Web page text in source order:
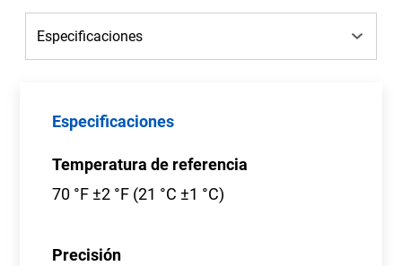
Especificaciones
Temperatura de referencia
70 °F ±2 °F (21 °C ±1 °C)
Precisión